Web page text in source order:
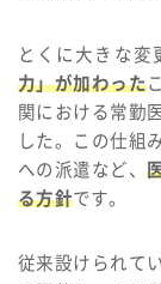
とくに大きな変
力」が加わった
関における常勤
した。この仕組
への派遣など、
る方針です。
従来設けられて